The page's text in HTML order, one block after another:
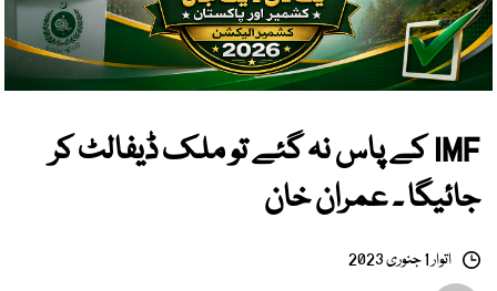
IMF کے پاس نہ گئے تو ملک ڈیفالٹ کر
جائیگا ۔ عمران خان
اتوار 1 جنوری 2023